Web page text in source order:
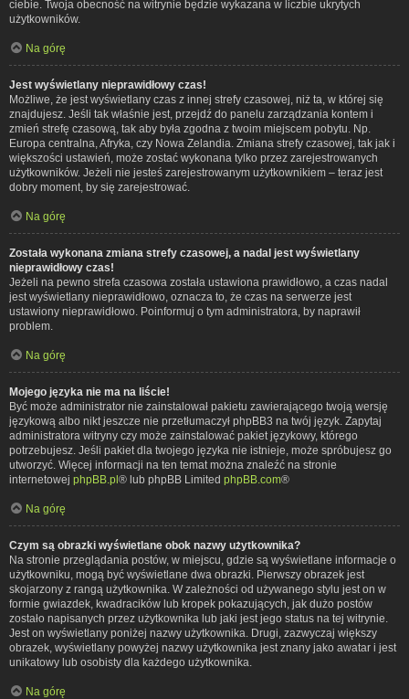
ciebie. Twoja obecność na witrynie będzie wykazana w liczbie ukrytych
użytkowników.
Na górę
Jest wyświetlany nieprawidłowy czas!
Możliwe, że jest wyświetlany czas z innej strefy czasowej, niż ta, w której się
znajdujesz. Jeśli tak właśnie jest, przejdź do panelu zarządzania kontem i
zmień strefę czasową, tak aby była zgodna z twoim miejscem pobytu. Np.
Europa centralna, Afryka, czy Nowa Zelandia. Zmiana strefy czasowej, tak jak i
większości ustawień, może zostać wykonana tylko przez zarejestrowanych
użytkowników. Jeżeli nie jesteś zarejestrowanym użytkownikiem – teraz jest
dobry moment, by się zarejestrować.
Na górę
Została wykonana zmiana strefy czasowej, a nadal jest wyświetlany
nieprawidłowy czas!
Jeżeli na pewno strefa czasowa została ustawiona prawidłowo, a czas nadal
jest wyświetlany nieprawidłowo, oznacza to, że czas na serwerze jest
ustawiony nieprawidłowo. Poinformuj o tym administratora, by naprawił
problem.
Na górę
Mojego języka nie ma na liście!
Być może administrator nie zainstalował pakietu zawierającego twoją wersję
językową albo nikt jeszcze nie przetłumaczył phpBB3 na twój język. Zapytaj
administratora witryny czy może zainstalować pakiet językowy, którego
potrzebujesz. Jeśli pakiet dla twojego języka nie istnieje, może spróbujesz go
utworzyć. Więcej informacji na ten temat można znaleźć na stronie
internetowej phpBB.pl® lub phpBB Limited phpBB.com®
Na górę
Czym są obrazki wyświetlane obok nazwy użytkownika?
Na stronie przeglądania postów, w miejscu, gdzie są wyświetlane informacje o
użytkowniku, mogą być wyświetlane dwa obrazki. Pierwszy obrazek jest
skojarzony z rangą użytkownika. W zależności od używanego stylu jest on w
formie gwiazdek, kwadracików lub kropek pokazujących, jak dużo postów
zostało napisanych przez użytkownika lub jaki jest jego status na tej witrynie.
Jest on wyświetlany poniżej nazwy użytkownika. Drugi, zazwyczaj większy
obrazek, wyświetlany powyżej nazwy użytkownika jest znany jako awatar i jest
unikatowy lub osobisty dla każdego użytkownika.
Na górę